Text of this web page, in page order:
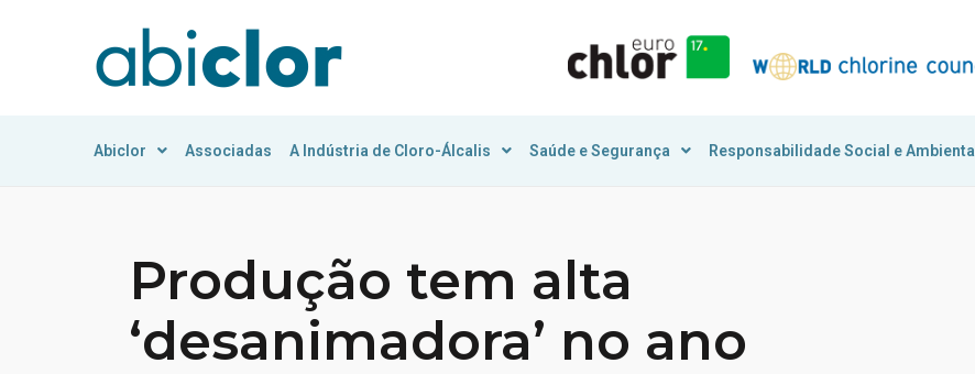
Abiclor Associadas A Indústria de Cloro-Álcalis Saúde e Segurança Responsabilidade Social e Ambiental
Produção tem alta
‘desanimadora’ no ano